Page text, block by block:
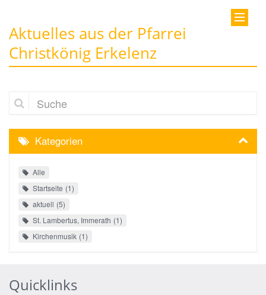
Aktuelles aus der Pfarrei
Christkönig Erkelenz
Suche
Kategorien
Alle
Startseite 1
aktuell 5
St. Lambertus, Immerath 1
Kirchenmusik 1
Quicklinks